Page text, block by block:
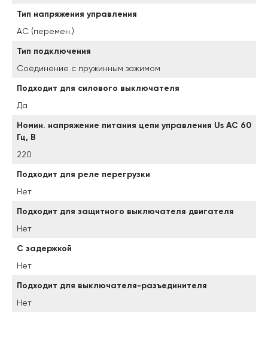
Тип напряжения управления
AC (перемен.)
Тип подключения
Соединение с пружинным зажимом
Подходит для силового выключателя
Да
Номин. напряжение питания цепи управления Us AC 60
Гц, В
220
Подходит для реле перегрузки
Нет
Подходит для защитного выключателя двигателя
Нет
С задержкой
Нет
Подходит для выключателя-разъединителя
Нет